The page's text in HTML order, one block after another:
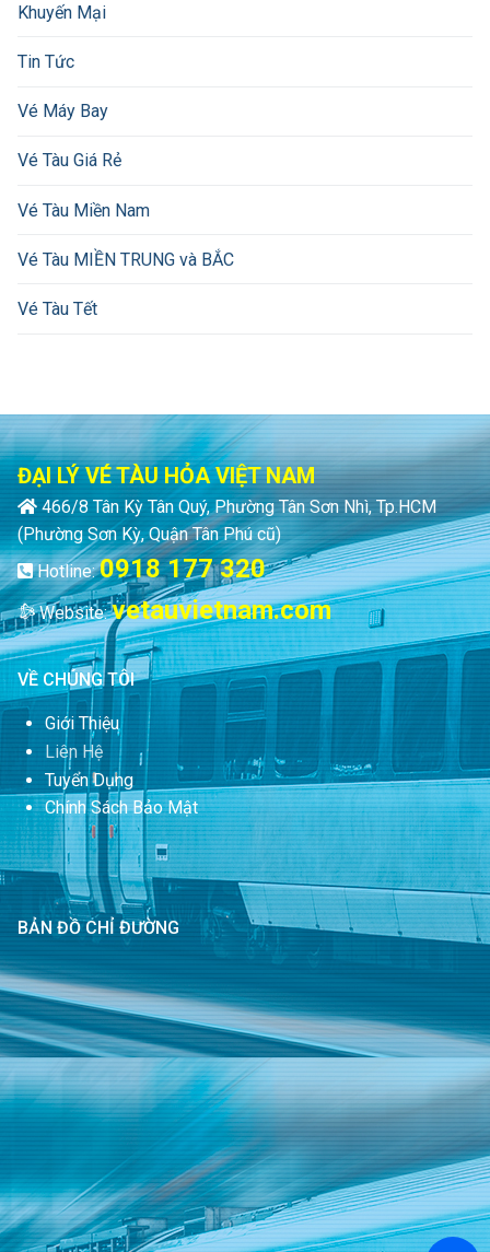
Khuyến Mại
Tin Tức
Vé Máy Bay
Vé Tàu Giá Rẻ
Vé Tàu Miền Nam
Vé Tàu MIỀN TRUNG và BẮC
Vé Tàu Tết
ĐẠI LÝ VÉ TÀU HỎA VIỆT NAM
466/8 Tân Kỳ Tân Quý, Phường Tân Sơn Nhì, Tp.HCM
(Phường Sơn Kỳ, Quận Tân Phú cũ)
Hotline:0918 177 320
Website:vetauvietnam.com
VỀ CHÚNG TÔI
Giới Thiệu
Liên Hệ
Tuyển Dụng
Chính Sách Bảo Mật
BẢN ĐỒ CHỈ ĐƯỜNG